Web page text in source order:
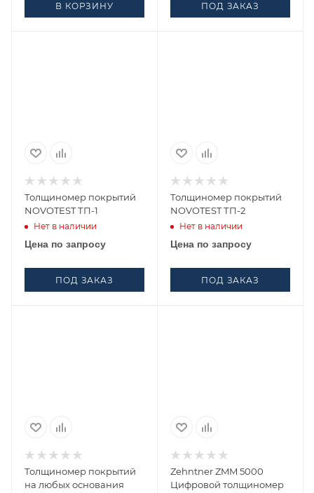
В КОРЗИНУ ПОД ЗАКАЗ
Толщиномер покрытий
NOVOTEST ТП-1
Нет в наличии
Цена по запросу
ПОД ЗАКАЗ
Толщиномер покрытий
NOVOTEST ТП-2
Нет в наличии
Цена по запросу
ПОД ЗАКАЗ
Толщиномер покрытий
на любых основания
Zehntner ZMM 5000
Цифровой толщиномер